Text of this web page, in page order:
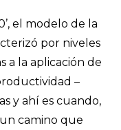
el modelo de la
por niveles
a la aplicación de
–
y ahí es cuando,
camino que